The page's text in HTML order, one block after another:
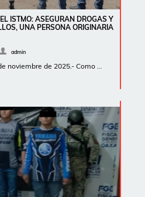
ISTMO: ASEGURAN DROGAS Y
UNA PERSONA ORIGINARIA
admin
noviembre de 2025.- Como …